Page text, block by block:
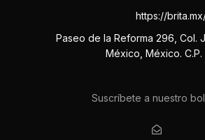
https://
Paseo de la Reforma 296, Col.
México, México.
Suscríbete a nuestro